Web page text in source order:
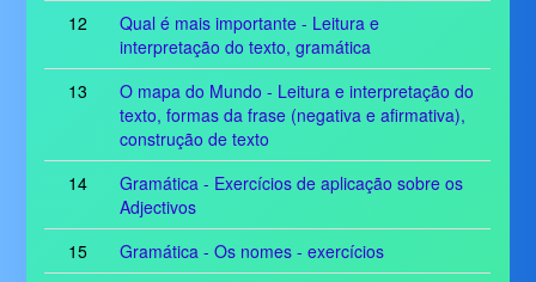
12
Qual é mais importante - Leitura e
interpretação do texto, gramática
13
O mapa do Mundo - Leitura e interpretação do
texto, formas da frase (negativa e afirmativa),
construção de texto
14
Gramática - Exercícios de aplicação sobre os
Adjectivos
15
Gramática - Os nomes - exercícios